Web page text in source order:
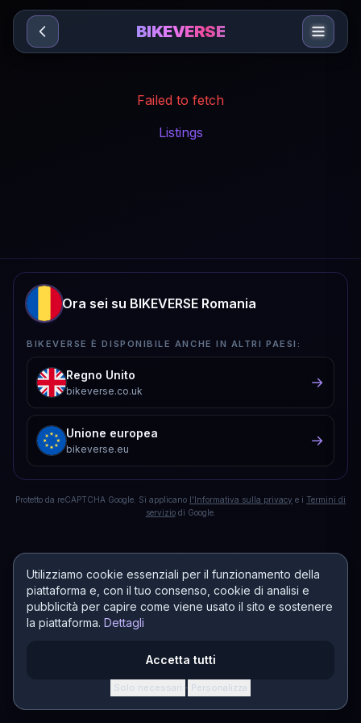
Sari la conținut
Utilizziamo cookie essenziali per il funzionamento della
piattaforma e, con il tuo consenso, cookie di analisi e
pubblicità per capire come viene usato il sito e sostenere
la piattaforma. Dettagli
Accetta tutti
Solo necessari · Personalizza
BIKEVERSE
Failed to fetch
Listings
Ora sei su BIKEVERSE Romania
BIKEVERSE È DISPONIBILE ANCHE IN ALTRI PAESI:
Regno Unito
bikeverse.co.uk
→
Unione europea
bikeverse.eu
→
Protetto da reCAPTCHA Google. Si applicano l'Informativa sulla privacy e i Termini di
serviziodi Google.